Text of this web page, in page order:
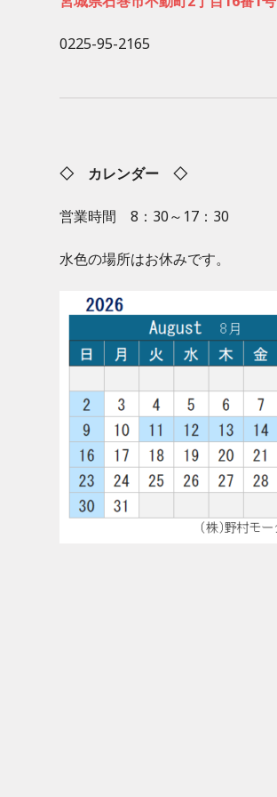
0225-95-2165
◇ カレンダー ◇
営業時間 8：30～17：30
水色の場所はお休みです。